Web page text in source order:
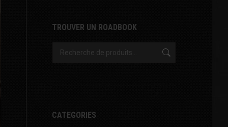
TROUVER UN ROADBOOK
CATEGORIES